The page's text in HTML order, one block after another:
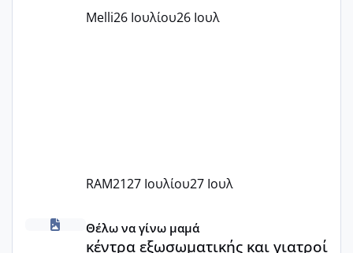
Εγώ πήγα σε έναν ιδιωτικό παιδικό στ
Melli26 Ιουλίου26 Ιουλ
RAM2127 Ιουλίου27 Ιουλ
κέντρα εξωσωματικής και γιατροί εμπερίες
Θέλω να γίνω μαμά
κέντρα εξωσωματικής και γιατροί